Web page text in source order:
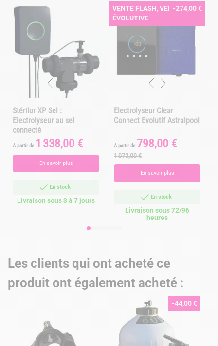
Stérilor XP Sel :
Electrolyseur au sel
connecté
A partir de Prix
1 338,00 €
En savoir plus
En stock
Livraison sous 3 à 7 jours
VENTE FLASH, VERSION
ÉVOLUTIVE
-274,00 €
Electrolyseur Clear
Connect Evolutif Astralpool
A partir de Prix
798,00 €Prix
1 072,00 €
En savoir plus
En stock
Livraison sous 72/96
heures
Les clients qui ont acheté ce
produit ont également acheté :
-44,00 €